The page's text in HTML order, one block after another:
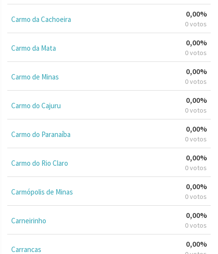
Carmo da Cachoeira
0,00%
0 votos
Carmo da Mata
0,00%
0 votos
Carmo de Minas
0,00%
0 votos
Carmo do Cajuru
0,00%
0 votos
Carmo do Paranaíba
0,00%
0 votos
Carmo do Rio Claro
0,00%
0 votos
Carmópolis de Minas
0,00%
0 votos
Carneirinho
0,00%
0 votos
Carrancas
0,00%